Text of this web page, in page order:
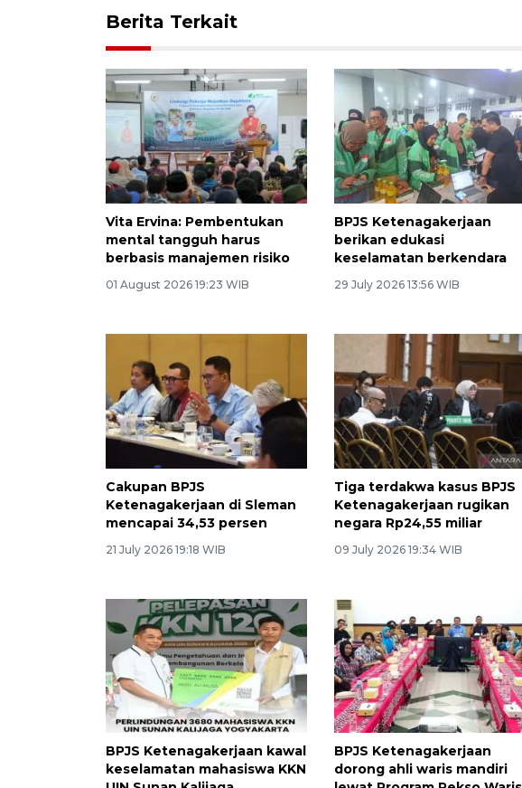
Berita Terkait
Vita Ervina: Pembentukan
mental tangguh harus
berbasis manajemen risiko
01 August 2026 19:23 WIB
BPJS Ketenagakerjaan
berikan edukasi
keselamatan berkendara
29 July 2026 13:56 WIB
Cakupan BPJS
Ketenagakerjaan di Sleman
mencapai 34,53 persen
21 July 2026 19:18 WIB
Tiga terdakwa kasus BPJS
Ketenagakerjaan rugikan
negara Rp24,55 miliar
09 July 2026 19:34 WIB
BPJS Ketenagakerjaan kawal
keselamatan mahasiswa KKN
BPJS Ketenagakerjaan
dorong ahli waris mandiri